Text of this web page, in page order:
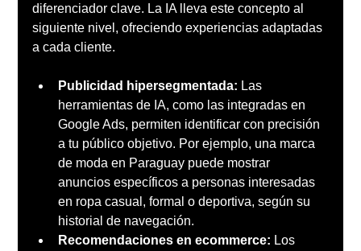
diferenciador clave. La IA lleva este concepto al
siguiente nivel, ofreciendo experiencias adaptadas
a cada cliente.
Publicidad hipersegmentada: Las
herramientas de IA, como las integradas en
Google Ads, permiten identificar con precisión
a tu público objetivo. Por ejemplo, una marca
de moda en Paraguay puede mostrar
anuncios específicos a personas interesadas
en ropa casual, formal o deportiva, según su
historial de navegación.
Recomendaciones en ecommerce: Los